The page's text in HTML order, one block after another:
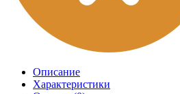
Описание
Характеристики